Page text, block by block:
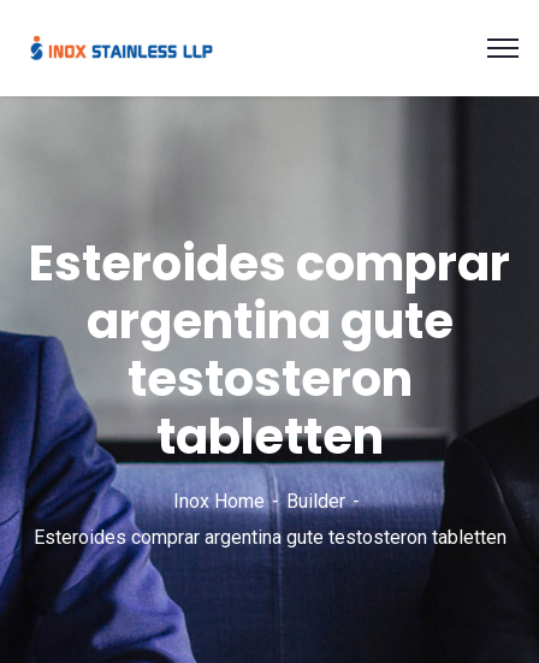
Esteroides comprar
argentina gute
testosteron
tabletten
Inox Home
Builder
Esteroides comprar argentina gute testosteron tabletten